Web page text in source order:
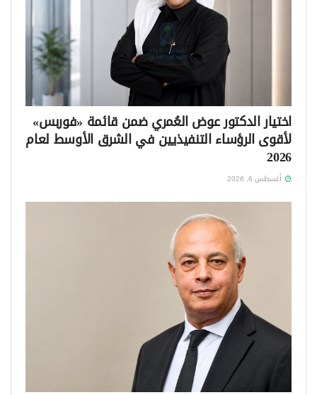
اختيار الدكتور عوض العُمري ضمن قائمة «فوربس»
لأقوى الرؤساء التنفيذيين في الشرق الأوسط لعام
2026
أغسطس 6, 2026